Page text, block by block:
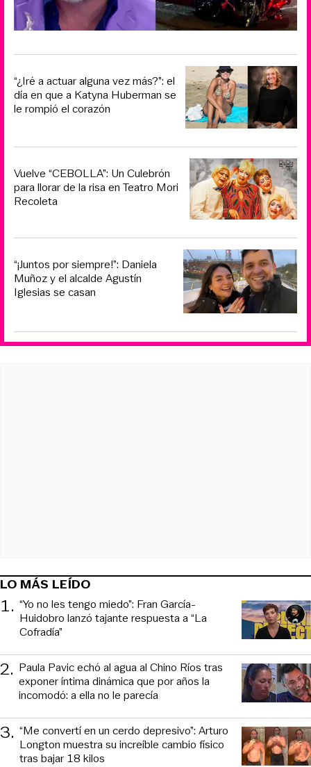
“¿Iré a actuar alguna vez más?”: el
día en que a Katyna Huberman se
le rompió el corazón
Vuelve “CEBOLLA”: Un Culebrón
para llorar de la risa en Teatro Mori
Recoleta
“¡Juntos por siempre!”: Daniela
Muñoz y el alcalde Agustín
Iglesias se casan
LO MÁS LEÍDO
1. “Yo no les tengo miedo”: Fran García-
Huidobro lanzó tajante respuesta a “La
Cofradía”
2. Paula Pavic echó al agua al Chino Ríos tras
exponer íntima dinámica que por años la
incomodó: a ella no le parecía
3. “Me convertí en un cerdo depresivo”: Arturo
Longton muestra su increíble cambio físico
tras bajar 18 kilos